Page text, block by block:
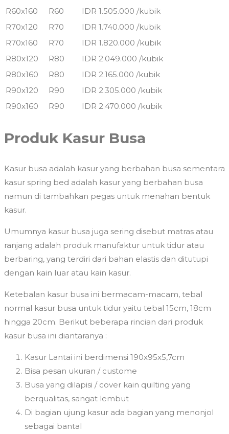
R60x160 R60
IDR 1.505.000 /kubik
R70x120
R70
IDR 1.740.000 /kubik
R70x160
R70
IDR 1.820.000 /kubik
R80x120
R80
IDR 2.049.000 /kubik
R80x160
R80
IDR 2.165.000 /kubik
R90x120
R90
IDR 2.305.000 /kubik
R90x160
R90 IDR 2.470.000 /kubik
Produk Kasur Busa
Kasur busa adalah kasur yang berbahan busa sementara
kasur spring bed adalah kasur yang berbahan busa
namun di tambahkan pegas untuk menahan bentuk
kasur.
Umumnya kasur busa juga sering disebut matras atau
ranjang adalah produk manufaktur untuk tidur atau
berbaring, yang terdiri dari bahan elastis dan ditutupi
dengan kain luar atau kain kasur.
Ketebalan kasur busa ini bermacam-macam, tebal
normal kasur busa untuk tidur yaitu tebal 15cm, 18cm
hingga 20cm. Berikut beberapa rincian dari produk
kasur busa ini diantaranya :
Kasur Lantai ini berdimensi 190x95x5,7cm
Bisa pesan ukuran / custome
Busa yang dilapisi / cover kain quilting yang
berqualitas, sangat lembut
Di bagian ujung kasur ada bagian yang menonjol
sebagai bantal